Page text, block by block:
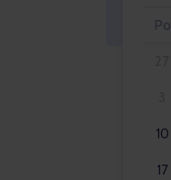
Po
10
17